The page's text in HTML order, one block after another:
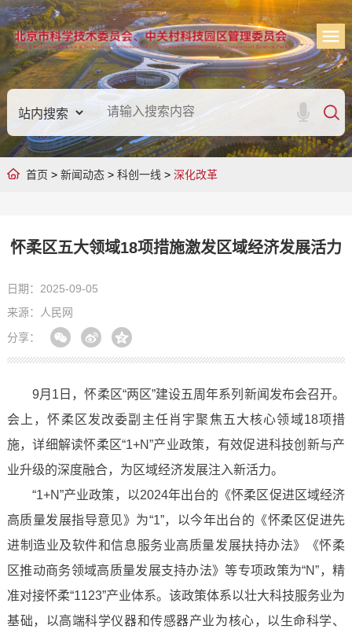
首页 > 新闻动态> 科创一线 > 深化改革
怀柔区五大领域18项措施激发区域经济发展活力
日期：2025-09-05
来源：人民网
分享：
9月1日，怀柔区“两区”建设五周年系列新闻发布会召开。
会上，怀柔区发改委副主任肖宇聚焦五大核心领域18项措
施，详细解读怀柔区“1+N”产业政策，有效促进科技创新与产
业升级的深度融合，为区域经济发展注入新活力。
“1+N”产业政策，以2024年出台的《怀柔区促进区域经济
高质量发展指导意见》为“1”，以今年出台的《怀柔区促进先
进制造业及软件和信息服务业高质量发展扶持办法》《怀柔
区推动商务领域高质量发展支持办法》等专项政策为“N”，精
准对接怀柔“1123”产业体系。该政策体系以壮大科技服务业为
基础，以高端科学仪器和传感器产业为核心，以生命科学、